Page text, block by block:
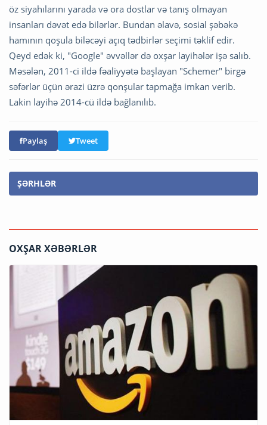
öz siyahılarını yarada və ora dostlar və tanış olmayan
insanları dəvət edə bilərlər. Bundan əlavə, sosial şəbəkə
hamının qoşula biləcəyi açıq tədbirlər seçimi təklif edir.
Qeyd edək ki, "Google" əvvəllər də oxşar layihələr işə salıb.
Məsələn, 2011-ci ildə fəaliyyətə başlayan "Schemer" birgə
səfərlər üçün ərazi üzrə qonşular tapmağa imkan verib.
Lakin layihə 2014-cü ildə bağlanılıb.
Paylaş Tweet
ŞƏRHLƏR
OXŞAR XƏBƏRLƏR